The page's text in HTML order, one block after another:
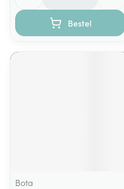
Bestel
Bota